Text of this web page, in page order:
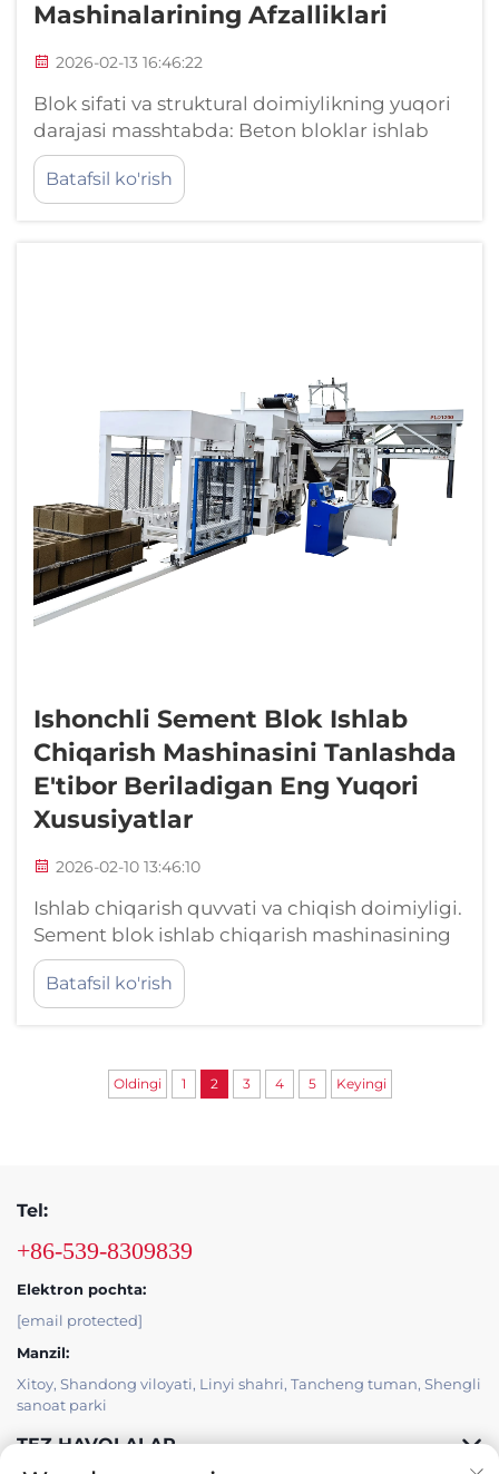
Mashinalarining Afzalliklari
2026-02-13 16:46:22
Blok sifati va struktural doimiylikning yuqori
darajasi masshtabda: Beton bloklar ishlab
chiqarishda gidravlik bosim — bizga kerak
bo'lgan qattiq, mustahkam sifatni
ta'minlashda barcha farqni qiladi. Bu jarayon
Batafsil ko'rish
Ishonchli Sement Blok Ishlab
Chiqarish Mashinasini Tanlashda
E'tibor Beriladigan Eng Yuqori
Xususiyatlar
2026-02-10 13:46:10
Ishlab chiqarish quvvati va chiqish doimiyligi.
Sement blok ishlab chiqarish mashinasining
chiqish quvvatini loyiha masshtabi va
talablarga moslashtirish. Uskunani tanlashda
to'g'ri ishlab chiqarish quvvatini tanlash
qilinayotgan resurslarni oldini oladi...
Batafsil ko'rish
Oldingi 1 2 3 4 5 Keyingi
Tel:
+86-539-8309839
Elektron pochta:
[email protected]
Manzil:
Xitoy, Shandong viloyati, Linyi shahri, Tancheng tuman, Shengli
sanoat parki
TEZ HAVOLALAR